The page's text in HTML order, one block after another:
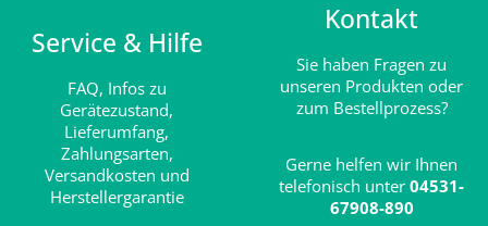
Service & Hilfe
FAQ, Infos zu
Gerätezustand,
Lieferumfang,
Zahlungsarten,
Versandkosten und
Herstellergarantie
Kontakt
Sie haben Fragen zu
unseren Produkten oder
zum Bestellprozess?
Gerne helfen wir Ihnen
telefonisch unter 04531-
67908-890